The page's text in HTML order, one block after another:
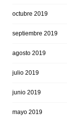
octubre 2019
septiembre 2019
agosto 2019
julio 2019
junio 2019
mayo 2019